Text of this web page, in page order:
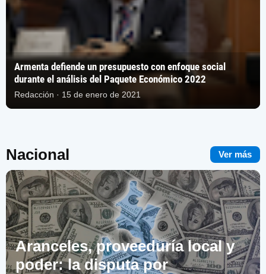
Armenta defiende un presupuesto con enfoque social
durante el análisis del Paquete Económico 2022
Redacción · 15 de enero de 2021
Nacional Ver más
Aranceles, proveeduría local y
poder: la disputa por